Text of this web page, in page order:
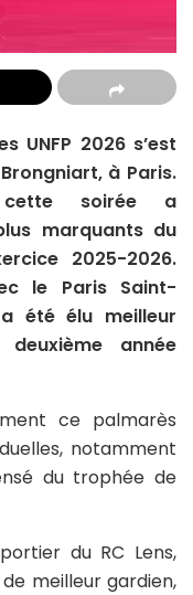
UNFP 2026 s’est
à Paris.
cette soirée a
marquants du
2025-2026.
le Paris Saint-
a été élu meilleur
année
ce palmarès
notamment
du trophée de
du RC Lens,
meilleur gardien,